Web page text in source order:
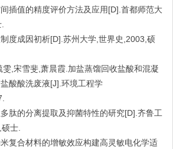
插值的精度评价方法及应用[D].首都师范大
度成因初析[D].苏州大学,世界史,2003,硕
,宋雪斐,萧晨霞.加盐蒸馏回收盐酸和混凝
酸酸洗废液[J].环境工程学
肽的分离提取及抑菌特性的研究[D].齐鲁工
士.
复合材料的增敏效应构建高灵敏电化学适